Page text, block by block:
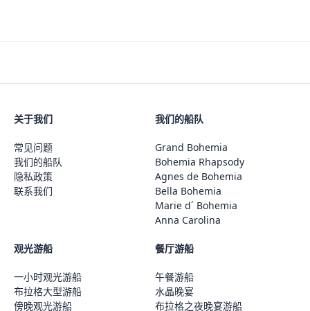
关于我们
常见问题
我们的船队
隐私政策
联系我们
我们的船队
Grand Bohemia
Bohemia Rhapsody
Agnes de Bohemia
Bella Bohemia
Marie d´ Bohemia
Anna Carolina
观光游船
一小时观光游船
布拉格大型游船
傍晚观光游船
餐厅游船
午餐游船
水晶晚宴
布拉格之夜晚宴游船